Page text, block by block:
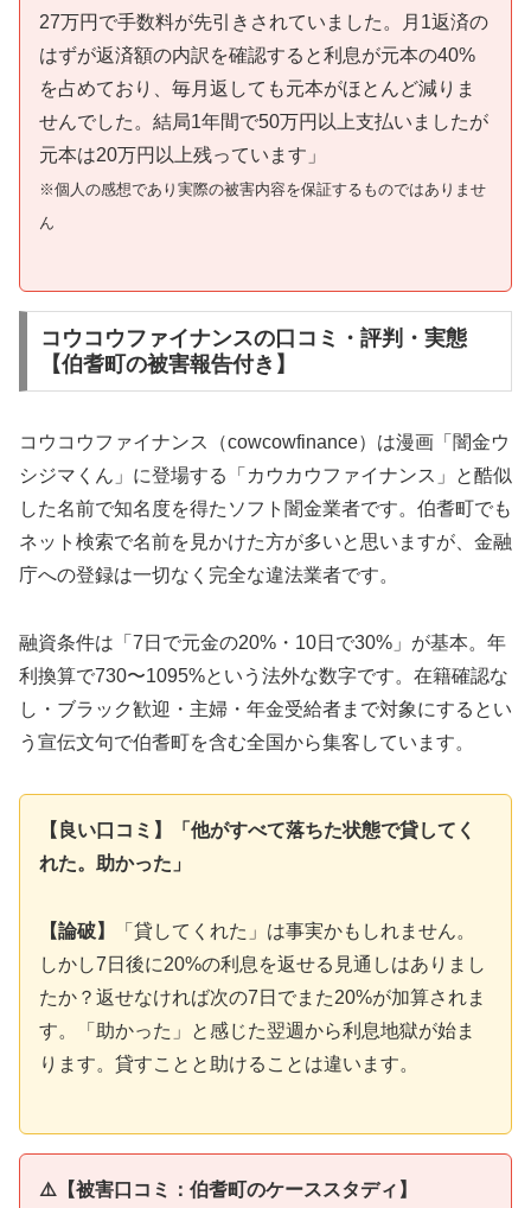
27万円で手数料が先引きされていました。月1返済の
はずが返済額の内訳を確認すると利息が元本の40%
を占めており、毎月返しても元本がほとんど減りま
せんでした。結局1年間で50万円以上支払いましたが
元本は20万円以上残っています」
※個人の感想であり実際の被害内容を保証するものではありませ
ん
コウコウファイナンスの口コミ・評判・実態
【伯耆町の被害報告付き】
コウコウファイナンス（cowcowfinance）は漫画「闇金ウ
シジマくん」に登場する「カウカウファイナンス」と酷似
した名前で知名度を得たソフト闇金業者です。伯耆町でも
ネット検索で名前を見かけた方が多いと思いますが、金融
庁への登録は一切なく完全な違法業者です。
融資条件は「7日で元金の20%・10日で30%」が基本。年
利換算で730〜1095%という法外な数字です。在籍確認な
し・ブラック歓迎・主婦・年金受給者まで対象にするとい
う宣伝文句で伯耆町を含む全国から集客しています。
【良い口コミ】「他がすべて落ちた状態で貸してく
れた。助かった」
【論破】
「貸してくれた」は事実かもしれません。
しかし7日後に20%の利息を返せる見通しはありまし
たか？返せなければ次の7日でまた20%が加算されま
す。「助かった」と感じた翌週から利息地獄が始ま
ります。貸すことと助けることは違います。
⚠️【被害口コミ：伯耆町のケーススタディ】